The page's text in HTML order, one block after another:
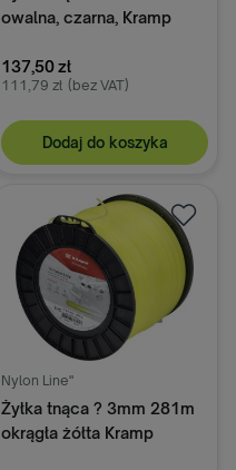
owalna, czarna, Kramp
137,50 zł
111,79 zł (bez VAT)
Dodaj do koszyka
Nylon Line"
Żyłka tnąca ? 3mm 281m
okrągła żółta Kramp